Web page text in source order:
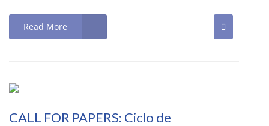
Read More
CALL FOR PAPERS: Ciclo de